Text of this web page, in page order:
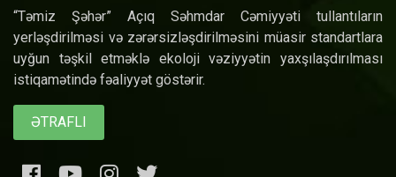
“Təmiz Şəhər” Açıq Səhmdar Cəmiyyəti tullantıların
yerləşdirilməsi və zərərsizləşdirilməsini müasir standartlara
uyğun təşkil etməklə ekoloji vəziyyətin yaxşılaşdırılması
istiqamətində fəaliyyət göstərir.
ƏTRAFLI